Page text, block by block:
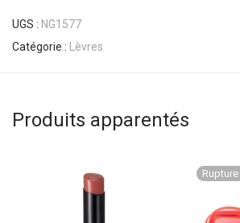
UGS : NG1577
Catégorie :
Lèvres
Produits apparentés